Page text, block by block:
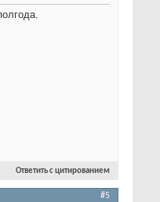
Ответить с цитированием
#5